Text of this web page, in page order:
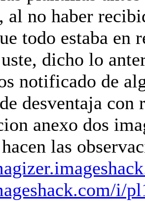
al no haber
todo estaba en
dicho lo
notificado de
desventaja con
anexo dos
las
i/